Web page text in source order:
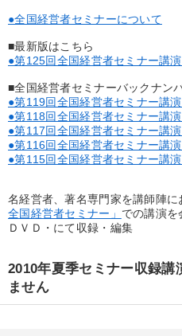
業種
製造業 卸売・小売・飲食業
IT・サービス・金融業 コン
インフレ対策・値上げ
●全国経営者セミナーについて
■最新版はこちら
●第125回全国経営者セミナー講
■全国経営者セミナーバックナン
●第119回全国経営者セミナー講
●第118回全国経営者セミナー講
●第117回全国経営者セミナー講
●第116回全国経営者セミナー講
●第115回全国経営者セミナー講
名経営者、著名専門家を講師陣に
全国経営者セミナー」 での講演を
ＤＶＤ・にて収録・編集
2010年夏季セミナー収録講
ません